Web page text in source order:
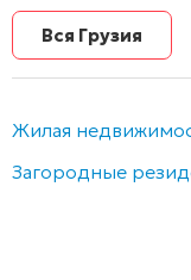
Вся Грузия
Жилая
Загородные